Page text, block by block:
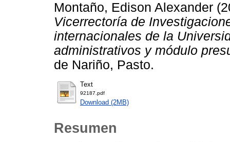
Montaño, Edison Alexander
Vicerrectoría de
internacionales de la
administrativos y módulo
de Nariño, Pasto.
Text
92187.pdf
Download (2MB)
Resumen